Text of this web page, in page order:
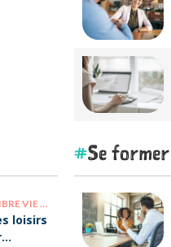
/ VIE PERSO
loisirs
Se former